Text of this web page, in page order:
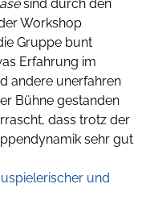
sind durch den
Workshop
Gruppe bunt
Erfahrung im
andere unerfahren
Bühne gestanden
dass trotz der
sehr gut
und